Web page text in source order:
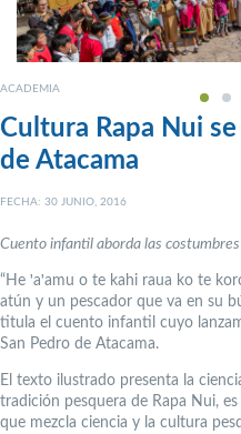
ACADEMIA
Cultura Rapa Nui
de Atacama
FECHA: 30 JUNIO, 2016
Cuento infantil aborda las
“He ꞌaꞌamu o te kahi raua ko te
atún y un pescador que va en su
titula el cuento infantil cuyo
San Pedro de Atacama.
El texto ilustrado presenta la
tradición pesquera de Rapa Nui,
que mezcla ciencia y la cultura